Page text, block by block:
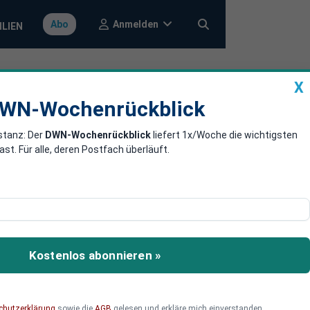
Abo Anmelden
EU und
und akzeptiert, dass
wird. Der nun in
unter das
griechischen
aussteigen zu können.
X
Wochenrückblick
Der DWN-Wochenrückblick liefert 1x/Woche die wichtigsten
Für alle, deren Postfach überläuft.
Kostenlos abonnieren »